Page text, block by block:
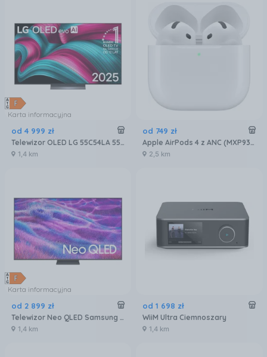
Karta informacyjna
od 4 999 zł
Telewizor OLED LG 55C54LA 55 cali 4K UHD
1,4 km
od 749 zł
Apple AirPods 4 z ANC (MXP93ZMA)
2,5 km
Karta informacyjna
od 2 899 zł
Telewizor Neo QLED Samsung QE55QN80FAUXXH 55 cali 4K UHD
1,4 km
od 1 698 zł
WiiM Ultra Ciemnoszary
1,4 km